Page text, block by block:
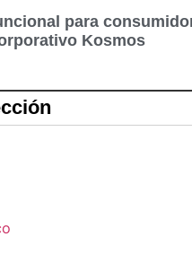
para
Kosmos